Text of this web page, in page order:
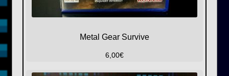
Metal Gear Survive
6,00€